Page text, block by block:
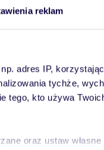
reklam
adres IP,
tychże,
tego, kto używa
oraz ustaw